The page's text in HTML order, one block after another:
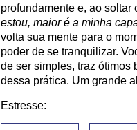
profundamente e, ao soltar
estou, maior é a minha
volta sua mente para o
poder de se tranquilizar.
de ser simples, traz ótimos
dessa prática. Um grande
Estresse: